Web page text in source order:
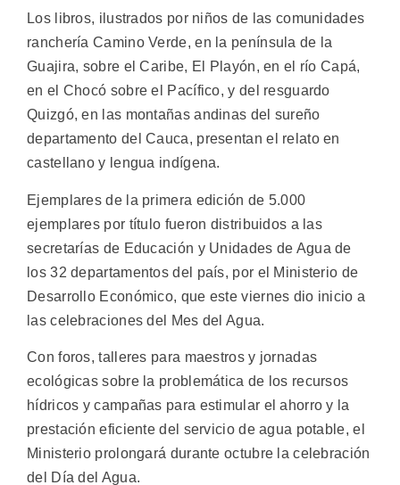
Los libros, ilustrados por niños de las comunidades
ranchería Camino Verde, en la península de la
Guajira, sobre el Caribe, El Playón, en el río Capá,
en el Chocó sobre el Pacífico, y del resguardo
Quizgó, en las montañas andinas del sureño
departamento del Cauca, presentan el relato en
castellano y lengua indígena.
Ejemplares de la primera edición de 5.000
ejemplares por título fueron distribuidos a las
secretarías de Educación y Unidades de Agua de
los 32 departamentos del país, por el Ministerio de
Desarrollo Económico, que este viernes dio inicio a
las celebraciones del Mes del Agua.
Con foros, talleres para maestros y jornadas
ecológicas sobre la problemática de los recursos
hídricos y campañas para estimular el ahorro y la
prestación eficiente del servicio de agua potable, el
Ministerio prolongará durante octubre la celebración
del Día del Agua.